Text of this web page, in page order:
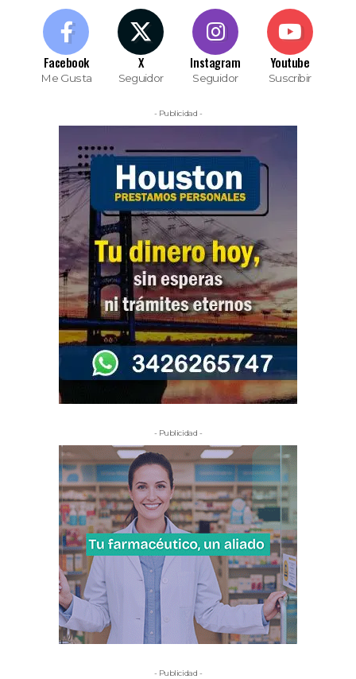
Facebook
Me Gusta
X
Seguidor
Instagram
Seguidor
Youtube
Suscribir
- Publicidad -
- Publicidad -
- Publicidad -